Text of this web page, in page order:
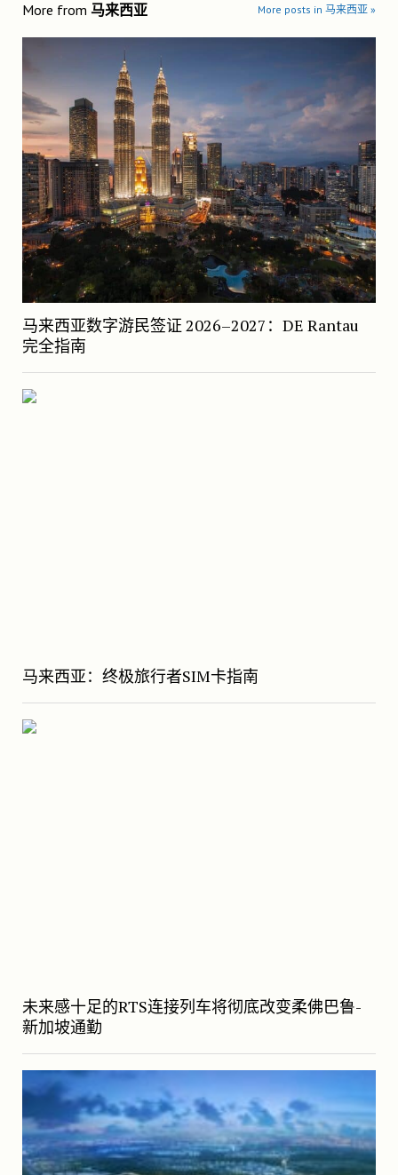
More from 马来西亚 More posts in 马来西亚 »
马来西亚数字游民签证 2026–2027：DE Rantau
完全指南
马来西亚：终极旅行者SIM卡指南
未来感十足的RTS连接列车将彻底改变柔佛巴鲁-
新加坡通勤